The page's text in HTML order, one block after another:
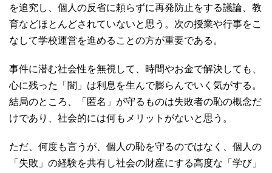
を追究し、個人の反省に頼らずに再発防止をする議論、教
育などほとんどされていないと思う。次の授業や行事をこ
なして学校運営を進めることの方が重要である。
事件に潜む社会性を無視して、時間やお金で解決しても、
心に残った「闇」は利息を生んで膨らんでいく気がする。
結局のところ、「匿名」が守るものは失敗者の恥の概念だ
けであり、社会的には何もメリットがないと思う。
ただ、何度も言うが、個人の恥を守るのではなく、個人の
「失敗」の経験を共有し社会の財産にする高度な「学び」